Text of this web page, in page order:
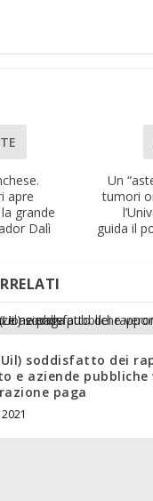
apre
grande
Dalì
Un
tumori
guida il
soddisfatto dei
e aziende pubbliche
paga